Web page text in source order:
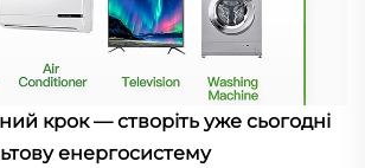
крок — створіть уже сьогодні
енергосистему